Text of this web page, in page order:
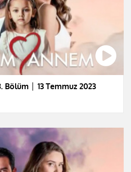
Bölüm │ 13 Temmuz 2023